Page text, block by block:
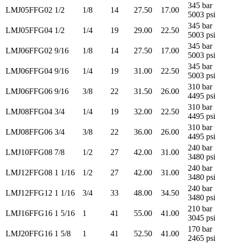
LMJ05FFG02 1/2 1/8 14 27.50 17.00
345 bar
5003 psi
LMJ05FFG04 1/2 1/4 19 29.00 22.50
345 bar
5003 psi
LMJ06FFG02 9/16 1/8 14 27.50 17.00
345 bar
5003 psi
LMJ06FFG04 9/16 1/4 19 31.00 22.50
345 bar
5003 psi
LMJ06FFG06 9/16 3/8 22 31.50 26.00
310 bar
4495 psi
LMJ08FFG04 3/4 1/4 19 32.00 22.50
310 bar
4495 psi
LMJ08FFG06 3/4 3/8 22 36.00 26.00
310 bar
4495 psi
LMJ10FFG08 7/8 1/2 27 42.00 31.00
240 bar
3480 psi
LMJ12FFG08 1 1/16 1/2 27 42.00 31.00
240 bar
3480 psi
LMJ12FFG12 1 1/16 3/4 33 48.00 34.50
240 bar
3480 psi
LMJ16FFG16 1 5/16 1 41 55.00 41.00
210 bar
3045 psi
LMJ20FFG16 1 5/8 1 41 52.50 41.00
170 bar
2465 psi